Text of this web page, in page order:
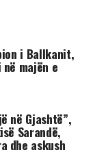
dënime të
i Ballkanit,
majën e
në Gjashtë”,
Sarandë,
dhe askush